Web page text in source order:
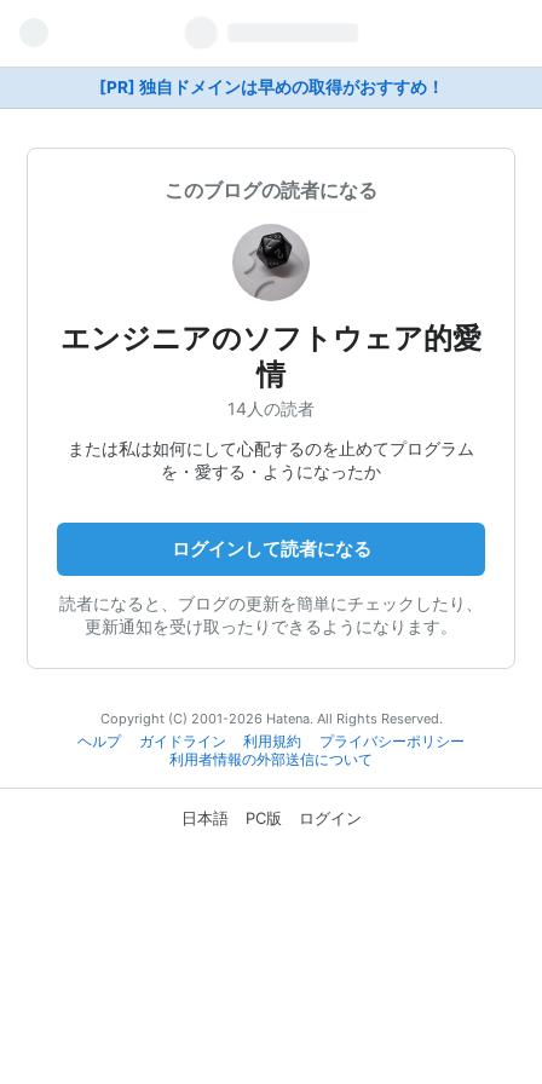
[PR] 独自ドメインは早めの取得がおすすめ！
このブログの読者になる
エンジニアのソフトウェア的愛
情
14人の読者
または私は如何にして心配するのを止めてプログラム
を・愛する・ようになったか
ログインして読者になる
読者になると、ブログの更新を簡単にチェックしたり、
更新通知を受け取ったりできるようになります。
Copyright (C) 2001-2026 Hatena. All Rights Reserved.
ヘルプ
ガイドライン 利用規約
プライバシーポリシー
利用者情報の外部送信について
日本語 PC版 ログイン